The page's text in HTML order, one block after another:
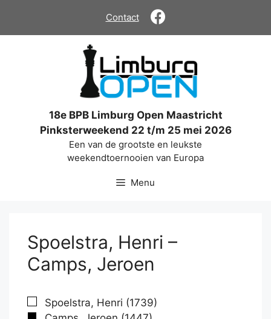
de
Contact
18e BPB Limburg Open Maastricht
Pinksterweekend 22 t/m 25 mei 2026
Een van de grootste en leukste
weekendtoernooien van Europa
Menu
Spoelstra, Henri –
Camps, Jeroen
Spoelstra, Henri (1739)